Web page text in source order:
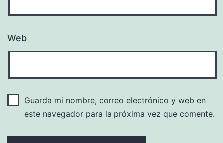
Web
Guarda mi nombre, correo electrónico y web en
este navegador para la próxima vez que comente.